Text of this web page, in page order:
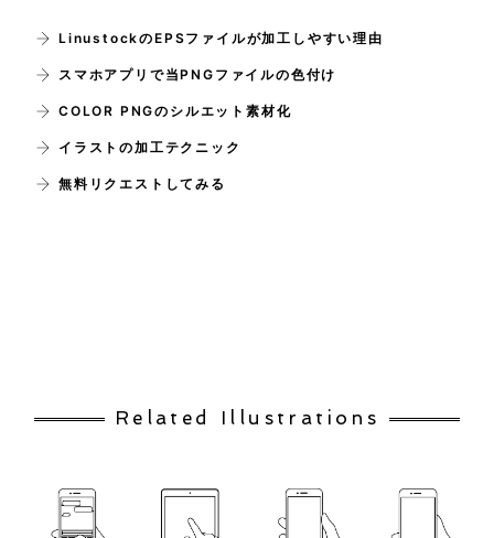
LinustockのEPSファイルが加工しやすい理由
スマホアプリで当PNGファイルの色付け
COLOR PNGのシルエット素材化
イラストの加工テクニック
無料リクエストしてみる
Related Illustrations